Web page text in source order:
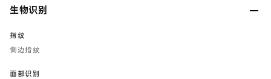
生物识别
指纹
侧边指纹
面部识别